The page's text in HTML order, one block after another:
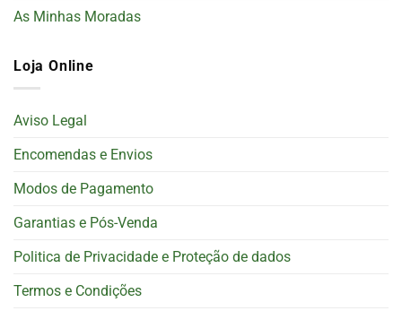
As Minhas Moradas
Loja Online
Aviso Legal
Encomendas e Envios
Modos de Pagamento
Garantias e Pós-Venda
Politica de Privacidade e Proteção de dados
Termos e Condições